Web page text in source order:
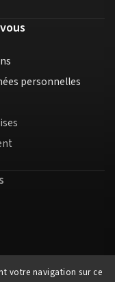
votre navigation sur ce
personnelles